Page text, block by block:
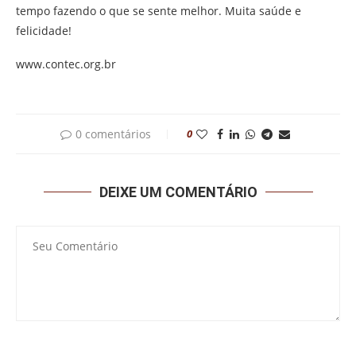
tempo fazendo o que se sente melhor. Muita saúde e
felicidade!
www.contec.org.br
0 comentários 0
DEIXE UM COMENTÁRIO